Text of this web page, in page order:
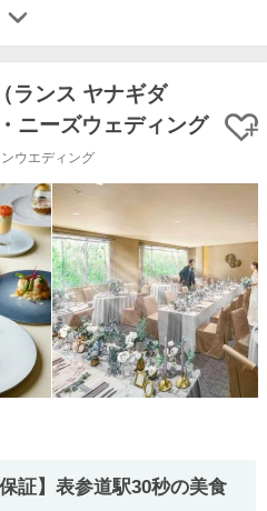
ランス ヤナギダ
ニーズウェディング
ウエディング
証】表参道駅30秒の美食